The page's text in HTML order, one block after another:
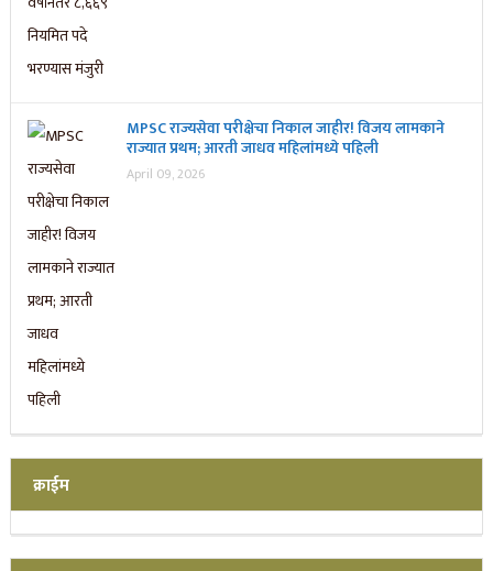
MPSC राज्यसेवा परीक्षेचा निकाल जाहीर! विजय लामकाने
राज्यात प्रथम; आरती जाधव महिलांमध्ये पहिली
April 09, 2026
क्राईम